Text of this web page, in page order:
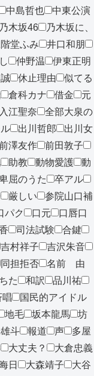
中島哲也
中東公演
乃木坂46
乃木坂に、
堂ふみ
井口和朋
仲野温
伊東正明
休止理由
似てる
倉科カナ 借金
元
入江聖奈
全部大泉の
出川哲郎
出川女
澤友作
前田敦子
助教 動物愛護
動
屈のうた
卒アル
厳しい
参院山口補
パク 口元
口唇口
司法試験
合鍵
吉村祥子
吉沢朱音
同担拒否
名前 由
た 和訳
品川祐
唱
国民的アイドル
地毛 坂本龍馬
坊
斗 報道 声
多屋
大丈夫？
大倉忠義
日 大森靖子
大谷